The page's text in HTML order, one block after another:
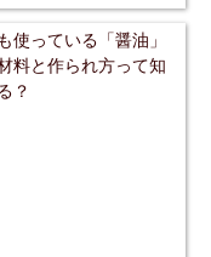
使っている「醤油」
料と作られ方って知
？